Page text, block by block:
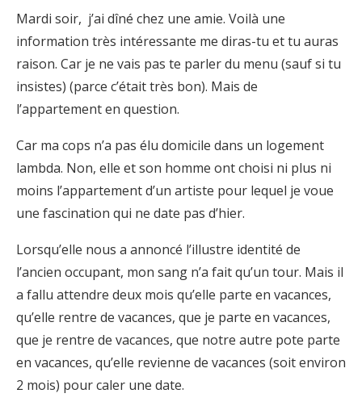
Mardi soir, j’ai dîné chez une amie. Voilà une
information très intéressante me diras-tu et tu auras
raison. Car je ne vais pas te parler du menu (sauf si tu
insistes) (parce c’était très bon). Mais de
l’appartement en question.
Car ma cops n’a pas élu domicile dans un logement
lambda. Non, elle et son homme ont choisi ni plus ni
moins l’appartement d’un artiste pour lequel je voue
une fascination qui ne date pas d’hier.
Lorsqu’elle nous a annoncé l’illustre identité de
l’ancien occupant, mon sang n’a fait qu’un tour. Mais il
a fallu attendre deux mois qu’elle parte en vacances,
qu’elle rentre de vacances, que je parte en vacances,
que je rentre de vacances, que notre autre pote parte
en vacances, qu’elle revienne de vacances (soit environ
2 mois) pour caler une date.